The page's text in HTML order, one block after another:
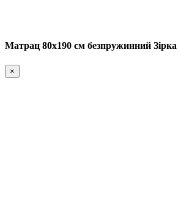
Матрац 80х190 см безпружинний
×